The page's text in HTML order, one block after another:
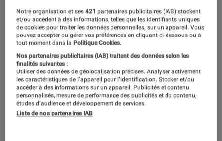
Mabel nous dit « bienvenue au club ! »
ARTICLE
Musique • 11 juil. 2022
Notre organisation et ses421 partenaires publicitaires (IAB) stockent
et/ou accèdent à des informations, telles que les identifiants uniques
de cookies pour traiter les données personnelles, sur un appareil. Vous
pouvez accepter ou gérer vos préférences en cliquant ci-dessous ou à
tout moment dans la Politique Cookies.
Nos partenaires publicitaires (IAB) traitent des données selon les
finalités suivantes :
Utiliser des données de géolocalisation précises. Analyser activement
les caractéristiques de l’appareil pour l’identification. Stocker et/ou
accéder à des informations sur un appareil. Publicités et contenu
personnalisés, mesure de performance des publicités et du contenu,
études d’audience et développement de services.
Liste de nos partenaires IAB